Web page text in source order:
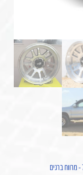
קוטר 7 - מרווח ברגים